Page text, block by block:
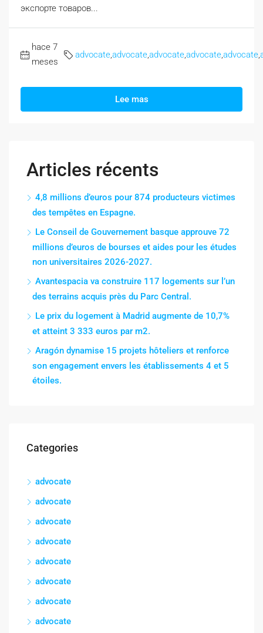
экспорте товаров...
hace 7
meses
advocateadvocateadvocateadvocateadvocate
Lee mas
Articles récents
4,8 millions d’euros pour 874 producteurs victimes
des tempêtes en Espagne.
Le Conseil de Gouvernement basque approuve 72
millions d’euros de bourses et aides pour les études
non universitaires 2026-2027.
Avantespacia va construire 117 logements sur l’un
des terrains acquis près du Parc Central.
Le prix du logement à Madrid augmente de 10,7%
et atteint 3 333 euros par m2.
Aragón dynamise 15 projets hôteliers et renforce
son engagement envers les établissements 4 et 5
étoiles.
Categories
advocate
advocate
advocate
advocate
advocate
advocate
advocate
advocate